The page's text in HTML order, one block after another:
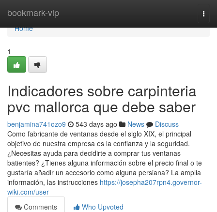
bookmark-vip
Home
Home
1
Indicadores sobre carpinteria
pvc mallorca que debe saber
benjamina741ozo9 543 days ago News
Discuss
Como fabricante de ventanas desde el siglo XIX, el principal
objetivo de nuestra empresa es la confianza y la seguridad.
¿Necesitas ayuda para decidirte a comprar tus ventanas
batientes? ¿Tienes alguna información sobre el precio final o te
gustaría añadir un accesorio como alguna persiana? La amplia
información, las instrucciones https://josepha207rpn4.governor-
wiki.com/user
Comments
Who Upvoted